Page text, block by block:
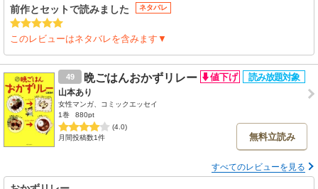
前作とセットで読みました ネタバレ
このレビューはネタバレを含みます▼
49 晩ごはんおかずリレー
山本あり
女性マンガ、コミックエッセイ
1巻
880pt
(4.0)
月間投稿数1件
無料立読み
すべてのレビューを見る